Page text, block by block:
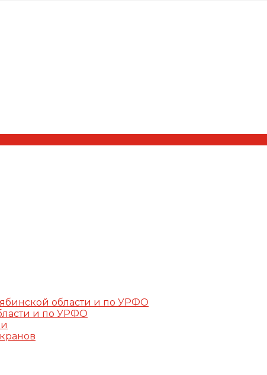
области и по УРФО
и по УРФО